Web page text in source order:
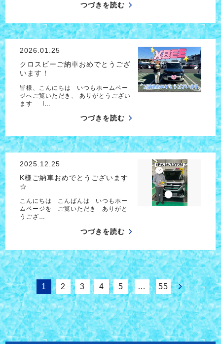
つづきを読む
2026.01.25
クロスビーご納車おめでとうござ
います！
皆様、こんにちは いつもホームペー
ジへご覧いただき、 ありがとうござい
ます I…
つづきを読む
2025.12.25
K様ご納車おめでとうございます
☆
こんにちは こんばんは いつもホー
ムページを ご覧いただき ありがと
うござ…
つづきを読む
1 2 3 4 5 … 55